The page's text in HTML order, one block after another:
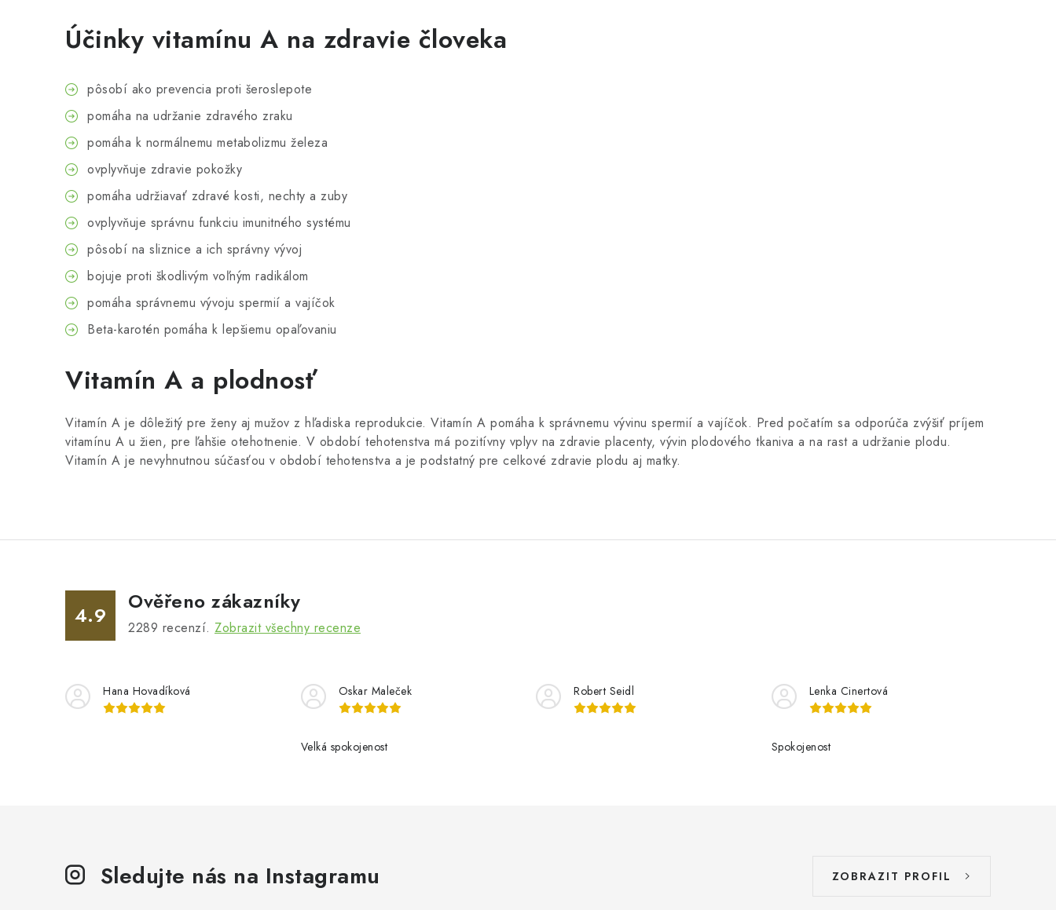
Účinky vitamínu A na zdravie človeka
pôsobí ako prevencia proti šeroslepote
pomáha na udržanie zdravého zraku
pomáha k normálnemu metabolizmu železa
ovplyvňuje zdravie pokožky
pomáha udržiavať zdravé kosti, nechty a zuby
ovplyvňuje správnu funkciu imunitného systému
pôsobí na sliznice a ich správny vývoj
bojuje proti škodlivým voľným radikálom
pomáha správnemu vývoju spermií a vajíčok
Beta-karotén pomáha k lepšiemu opaľovaniu
Vitamín A a plodnosť
Vitamín A je dôležitý pre ženy aj mužov z hľadiska reprodukcie. Vitamín A pomáha k správnemu vývinu spermií a vajíčok. Pred počatím sa odporúča zvýšiť príjem
vitamínu A u žien, pre ľahšie otehotnenie. V období tehotenstva má pozitívny vplyv na zdravie placenty, vývin plodového tkaniva a na rast a udržanie plodu.
Vitamín A je nevyhnutnou súčasťou v období tehotenstva a je podstatný pre celkové zdravie plodu aj matky.
4.9
Ověřeno zákazníky
2289 recenzí. Zobrazit všechny recenze
Hana Hovadíková Oskar Maleček
Velká spokojenost
Robert Seidl Lenka Cinertová
Spokojenost
Sledujte nás na Instagramu ZOBRAZIT PROFIL